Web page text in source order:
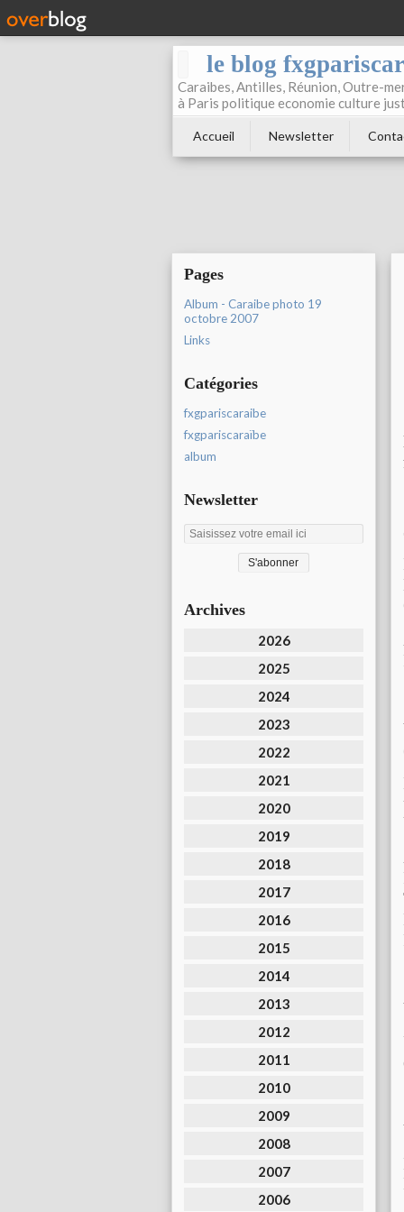
le blog
Caraibes, Antilles, Réunion, Outre-
à Paris politique economie culture
Accueil Newsletter
Pages
Album - Caraibe photo 19
octobre 2007
Links
Catégories
fxgpariscaraibe
fxgpariscaraïbe
album
Newsletter
Archives
2026
2025
2024
2023
2022
2021
2020
2019
2018
2017
2016
2015
2014
2013
2012
2011
2010
2009
2008
2007
2006